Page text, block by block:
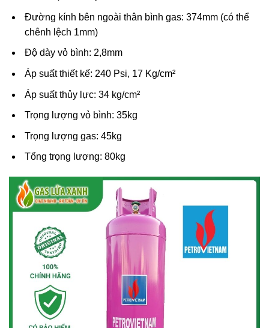
Đường kính bên ngoài thân bình gas: 374mm (có thể
chênh lệch 1mm)
Độ dày vỏ bình: 2,8mm
Áp suất thiết kế: 240 Psi, 17 Kg/cm²
Áp suất thủy lực: 34 kg/cm²
Trọng lượng vỏ bình: 35kg
Trọng lượng gas: 45kg
Tổng trọng lượng: 80kg